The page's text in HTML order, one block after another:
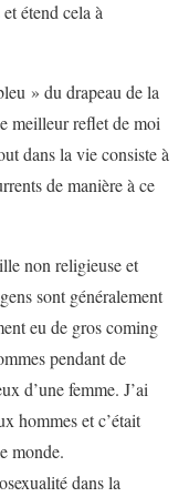
étend cela à
» du drapeau de la
meilleur reflet de moi
dans la vie consiste à
de manière à ce
non religieuse et
sont généralement
eu de gros coming
pendant de
d’une femme. J’ai
hommes et c’était
monde.
dans la